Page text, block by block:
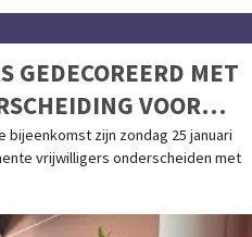
GEDECOREERD MET
VOOR
bijeenkomst zijn zondag 25 januari
vrijwilligers onderscheiden met